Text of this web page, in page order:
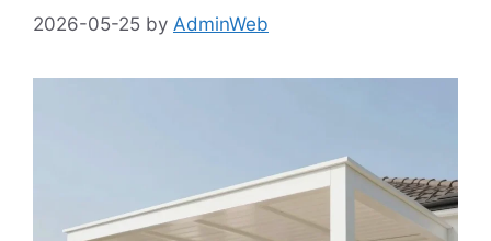
2026-05-25 by AdminWeb